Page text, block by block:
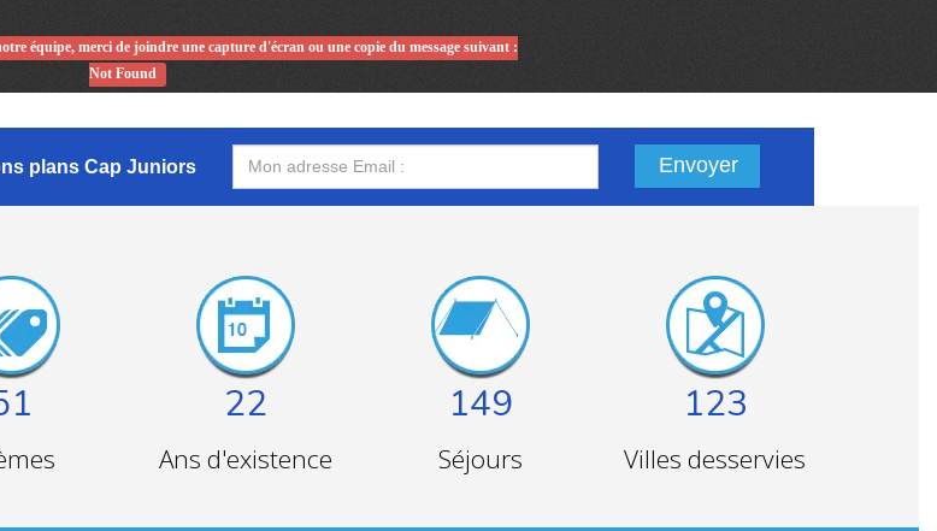
équipe, merci de joindre une capture d'écran ou une copie du message suivant :
Not Found
plans Cap Juniors Envoyer
22
Ans d'existence
149
Séjours
123
Villes desservies